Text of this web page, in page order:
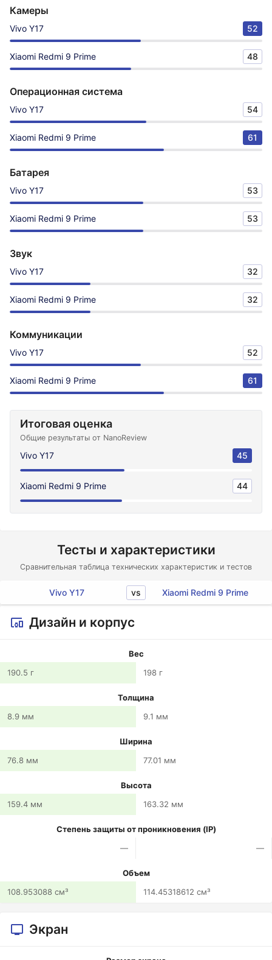
Камеры
Vivo Y17 52
Xiaomi Redmi 9 Prime 48
Операционная система
Vivo Y17 54
Xiaomi Redmi 9 Prime 61
Батарея
Vivo Y17 53
Xiaomi Redmi 9 Prime 53
Звук
Vivo Y17 32
Xiaomi Redmi 9 Prime 32
Коммуникации
Vivo Y17 52
Xiaomi Redmi 9 Prime 61
Итоговая оценка
Общие результаты от NanoReview
Vivo Y17 45
Xiaomi Redmi 9 Prime 44
Тесты и характеристики
Сравнительная таблица технических характеристик и тестов
Vivo Y17 vs Xiaomi Redmi 9 Prime
Дизайн и корпус
Вес
190.5 г
198 г
Толщина
8.9 мм
9.1 мм
Ширина
76.8 мм
77.01 мм
Высота
159.4 мм
163.32 мм
Степень защиты от проникновения (IP)
—
—
Объем
108.953088 см³
114.45318612 см³
Экран